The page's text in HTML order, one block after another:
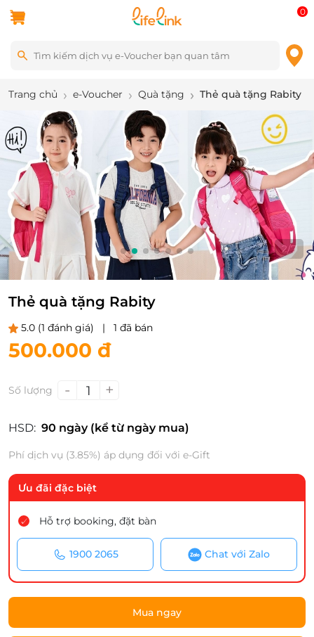
0
Trang chủ e-Voucher Quà tặng Thẻ quà tặng Rabity
3/7
Thẻ quà tặng Rabity
5.0 (1 đánh giá) | 1 đã bán
500.000 đ
Số lượng - 1 +
HSD: 90 ngày (kể từ ngày mua)
Phí dịch vụ (3.85%) áp dụng đối với e-Gift
Ưu đãi đặc biệt
Hỗ trợ booking, đặt bàn
1900 2065 Chat với Zalo
Mua ngay